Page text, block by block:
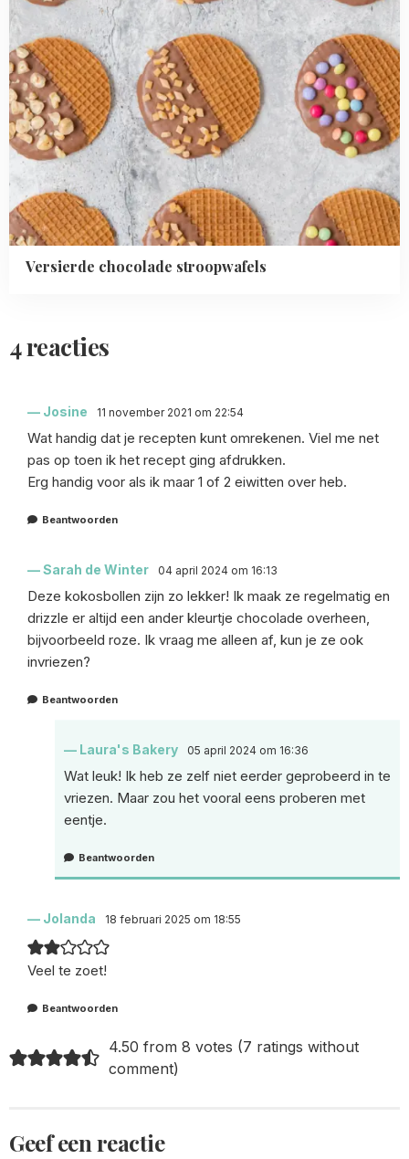
Versierde chocolade stroopwafels
4 reacties
Josine 11 november 2021 om 22:54
Wat handig dat je recepten kunt omrekenen. Viel me net
pas op toen ik het recept ging afdrukken.
Erg handig voor als ik maar 1 of 2 eiwitten over heb.
Beantwoorden
Sarah de Winter 04 april 2024 om 16:13
Deze kokosbollen zijn zo lekker! Ik maak ze regelmatig en
drizzle er altijd een ander kleurtje chocolade overheen,
bijvoorbeeld roze. Ik vraag me alleen af, kun je ze ook
invriezen?
Beantwoorden
Laura's Bakery 05 april 2024 om 16:36
Wat leuk! Ik heb ze zelf niet eerder geprobeerd in te
vriezen. Maar zou het vooral eens proberen met
eentje.
Beantwoorden
Jolanda 18 februari 2025 om 18:55
Veel te zoet!
Beantwoorden
4.50 from 8 votes (7 ratings without
comment)
Geef een reactie